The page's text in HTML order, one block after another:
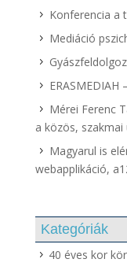
Konferencia a
Mediáció
ERASMEDIAH
Mérei Ferenc
a közös,
Magyarul is
webapplikáció,
Kategóriák
40 éves kor